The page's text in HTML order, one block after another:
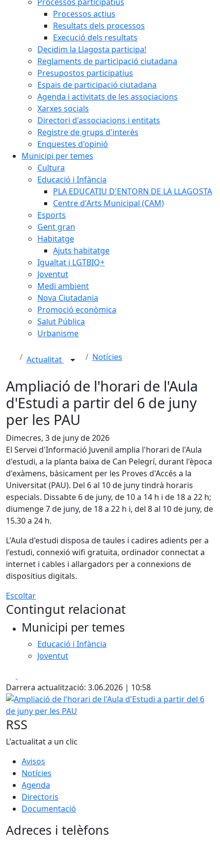
Processos actius
Resultats dels processos
Execució dels resultats
Decidim la Llagosta participa!
Reglaments de participació ciutadana
Presupostos participatius
Espais de participació ciutadana
Agenda i activitats de les associacions
Xarxes socials
Directori d'associacions i entitats
Registre de grups d'interès
Enquestes d'opinió
Municipi per temes
Cultura
Educació i Infància
PLA EDUCATIU D'ENTORN DE LA LLAGOSTA
Centre d'Arts Municipal (CAM)
Esports
Gent gran
Habitatge
Ajuts habitatge
Igualtat i LGTBIQ+
Joventut
Medi ambient
Nova Ciutadania
Promoció econòmica
Salut Pública
Urbanisme
Actualitat Notícies
Ampliació de l'horari de l'Aula
d'Estudi a partir del 6 de juny
per les PAU
Dimecres, 3 de juny de 2026
El Servei d'Informació Juvenil amplia l'horari de l'Aula
d'estudi, a la planta baixa de Can Pelegrí, durant l'època
d'exàmens, bàsicament per les Proves d'Accés a la
Universitat (PAU). Del 6 al 10 de juny tindrà horaris
especials. Dissabte 6 de juny, de 10 a 14 h i de 18 a 22 h;
diumenge 7 de juny, de 18 a 22 h i, del 8 al 10 de juny, de
15.30 a 24 h.
L'Aula d'estudi disposa de taules i cadires adients per a
l'estudi, connexió wifi gratuïta, ordinador connectat a
internet i cables i allargadors per a connexions de
dispositius digitals.
Escoltar
Contingut relacionat
Municipi per temes
Educació i Infància
Joventut
Darrera actualització: 3.06.2026 | 10:58
Ampliació de l'horari de l'Aula d'Estudi a partir del 6 de
RSS
L'actualitat a un clic
Avisos
Notícies
Agenda
Directoris
Documentació
Adreces i telèfons